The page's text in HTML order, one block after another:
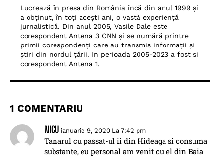
Lucrează în presa din România încă din anul 1999 și
a obținut, în toți acești ani, o vastă experiență
jurnalistică. Din anul 2005, Vasile Dale este
corespondent Antena 3 CNN și se numără printre
primii corespondenți care au transmis informații și
știri din nordul țării. In perioada 2005-2023 a fost si
corespondent Antena 1.
1 COMENTARIU
NICU ianuarie 9, 2020 La 7:42 pm
Tanarul cu passat-ul ii din Hideaga si consuma
substante, eu personal am venit cu el din Baia